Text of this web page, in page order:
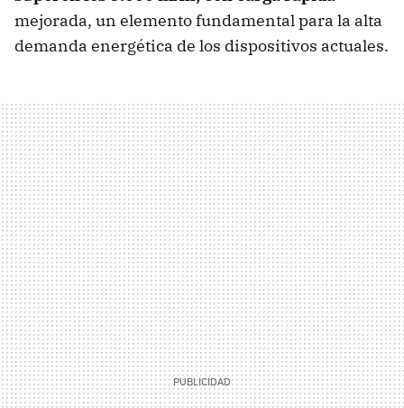
mejorada, un elemento fundamental para la alta
demanda energética de los dispositivos actuales.